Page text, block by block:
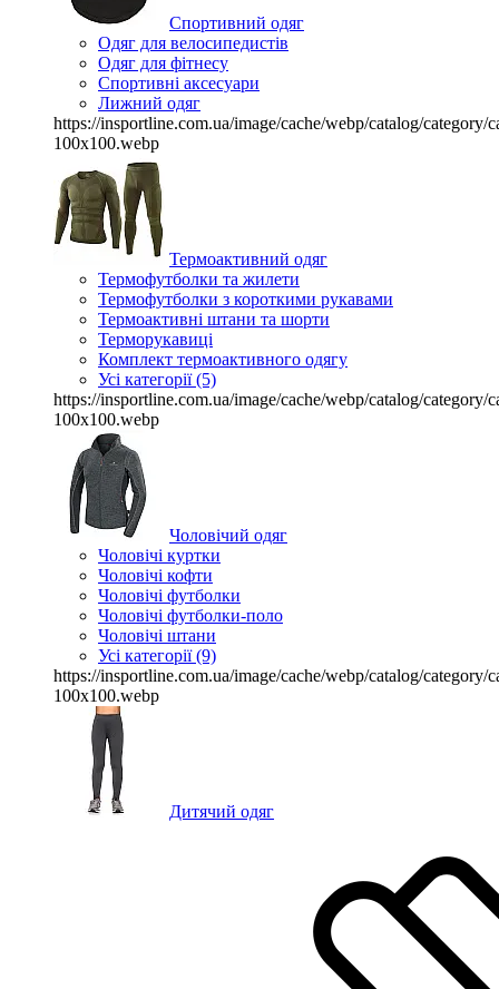
Спортивний одяг
Одяг для велосипедистів
Одяг для фітнесу
Спортивні аксесуари
Лижний одяг
https://insportline.com.ua/image/cache/webp/catalog/category/
100x100.webp
Термоактивний одяг
Термофутболки та жилети
Термофутболки з короткими рукавами
Термоактивні штани та шорти
Терморукавиці
Комплект термоактивного одягу
Усі категорії (5)
https://insportline.com.ua/image/cache/webp/catalog/category/
100x100.webp
Чоловічий одяг
Чоловічі куртки
Чоловічі кофти
Чоловічі футболки
Чоловічі футболки-поло
Чоловічі штани
Усі категорії (9)
https://insportline.com.ua/image/cache/webp/catalog/category/
100x100.webp
Дитячий одяг